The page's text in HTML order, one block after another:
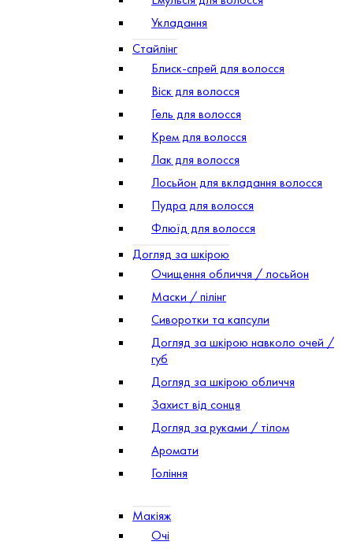
Укладання
Стайлінг
Блиск-спрей для волосся
Віск для волосся
Гель для волосся
Крем для волосся
Лак для волосся
Лосьйон для вкладання волосся
Пудра для волосся
Флюїд для волосся
Догляд за шкірою
Очищення обличчя / лосьйон
Маски / пілінг
Сиворотки та капсули
Догляд за шкірою навколо очей /
губ
Догляд за шкірою обличчя
Захист від сонця
Догляд за руками / тілом
Аромати
Гоління
Макіяж
Очі